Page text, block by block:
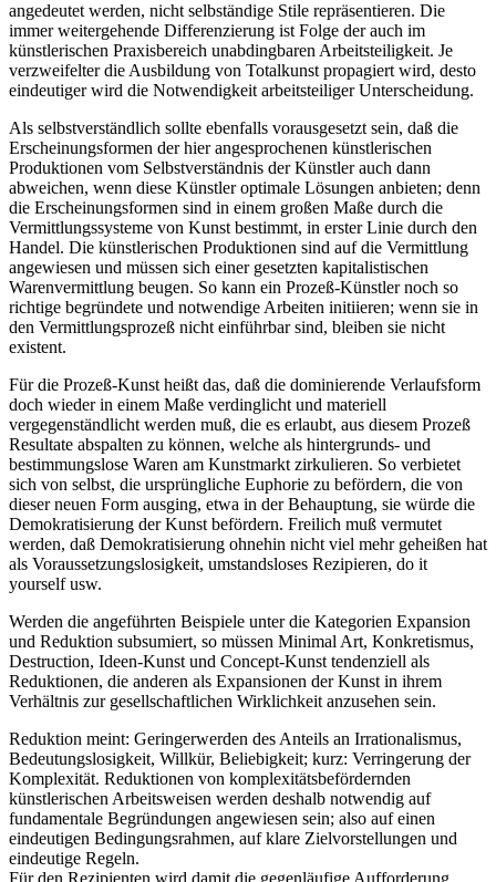
angedeutet werden, nicht selbständige Stile repräsentieren. Die
immer weitergehende Differenzierung ist Folge der auch im
künstlerischen Praxisbereich unabdingbaren Arbeitsteiligkeit. Je
verzweifelter die Ausbildung von Totalkunst propagiert wird, desto
eindeutiger wird die Notwendigkeit arbeitsteiliger Unterscheidung.
Als selbstverständlich sollte ebenfalls vorausgesetzt sein, daß die
Erscheinungsformen der hier angesprochenen künstlerischen
Produktionen vom Selbstverständnis der Künstler auch dann
abweichen, wenn diese Künstler optimale Lösungen anbieten; denn
die Erscheinungsformen sind in einem großen Maße durch die
Vermittlungssysteme von Kunst bestimmt, in erster Linie durch den
Handel. Die künstlerischen Produktionen sind auf die Vermittlung
angewiesen und müssen sich einer gesetzten kapitalistischen
Warenvermittlung beugen. So kann ein Prozeß-Künstler noch so
richtige begründete und notwendige Arbeiten initiieren; wenn sie in
den Vermittlungsprozeß nicht einführbar sind, bleiben sie nicht
existent.
Für die Prozeß-Kunst heißt das, daß die dominierende Verlaufsform
doch wieder in einem Maße verdinglicht und materiell
vergegenständlicht werden muß, die es erlaubt, aus diesem Prozeß
Resultate abspalten zu können, welche als hintergrunds- und
bestimmungslose Waren am Kunstmarkt zirkulieren. So verbietet
sich von selbst, die ursprüngliche Euphorie zu befördern, die von
dieser neuen Form ausging, etwa in der Behauptung, sie würde die
Demokratisierung der Kunst befördern. Freilich muß vermutet
werden, daß Demokratisierung ohnehin nicht viel mehr geheißen hat
als Voraussetzungslosigkeit, umstandsloses Rezipieren, do it
yourself usw.
Werden die angeführten Beispiele unter die Kategorien Expansion
und Reduktion subsumiert, so müssen Minimal Art, Konkretismus,
Destruction, Ideen-Kunst und Concept-Kunst tendenziell als
Reduktionen, die anderen als Expansionen der Kunst in ihrem
Verhältnis zur gesellschaftlichen Wirklichkeit anzusehen sein.
Reduktion meint: Geringerwerden des Anteils an Irrationalismus,
Bedeutungslosigkeit, Willkür, Beliebigkeit; kurz: Verringerung der
Komplexität. Reduktionen von komplexitätsbefördernden
künstlerischen Arbeitsweisen werden deshalb notwendig auf
fundamentale Begründungen angewiesen sein; also auf einen
eindeutigen Bedingungsrahmen, auf klare Zielvorstellungen und
eindeutige Regeln.